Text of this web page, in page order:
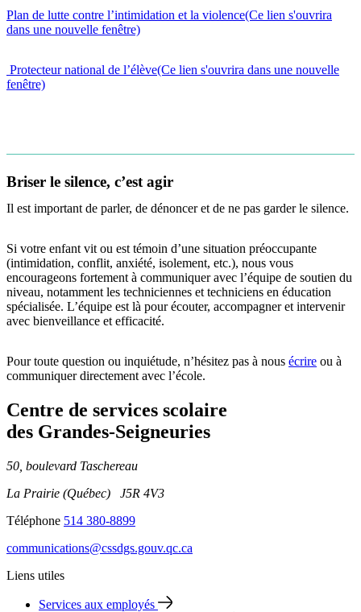
Plan de lutte contre l’intimidation et la violence(Ce lien s'ouvrira
dans une nouvelle fenêtre)
Protecteur national de l’élève(Ce lien s'ouvrira dans une nouvelle
fenêtre)
Briser le silence, c’est agir
Il est important de parler, de dénoncer et de ne pas garder le silence.
Si votre enfant vit ou est témoin d’une situation préoccupante
(intimidation, conflit, anxiété, isolement, etc.), nous vous
encourageons fortement à communiquer avec l’équipe de soutien du
niveau, notamment les techniciennes et techniciens en éducation
spécialisée. L’équipe est là pour écouter, accompagner et intervenir
avec bienveillance et efficacité.
Pour toute question ou inquiétude, n’hésitez pas à nous écrire ou à
communiquer directement avec l’école.
Centre de services scolaire
des Grandes‑Seigneuries
50, boulevard Taschereau
La Prairie (Québec) J5R 4V3
Téléphone 514 380-8899
communications@cssdgs.gouv.qc.ca
Liens utiles
Services aux employés